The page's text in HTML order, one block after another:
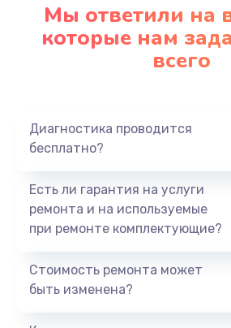
Мы ответили на
которые нам
всего
Диагностика проводится
бесплатно?
Есть ли гарантия на услуги
ремонта и на используемые
при ремонте комплектующие?
Стоимость ремонта может
быть изменена?